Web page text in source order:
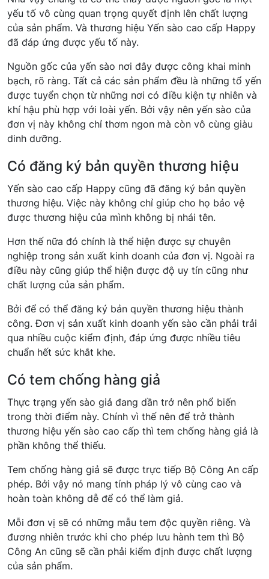
yếu tố vô cùng quan trọng quyết định lên chất lượng
của sản phẩm. Và thương hiệu Yến sào cao cấp Happy
đã đáp ứng được yếu tố này.
Nguồn gốc của yến sào nơi đây được công khai minh
bạch, rõ ràng. Tất cả các sản phẩm đều là những tổ yến
được tuyển chọn từ những nơi có điều kiện tự nhiên và
khí hậu phù hợp với loài yến. Bởi vậy nên yến sào của
đơn vị này không chỉ thơm ngon mà còn vô cùng giàu
dinh dưỡng.
Có đăng ký bản quyền thương hiệu
Yến sào cao cấp Happy cũng đã đăng ký bản quyền
thương hiệu. Việc này không chỉ giúp cho họ bảo vệ
được thương hiệu của mình không bị nhái tên.
Hơn thế nữa đó chính là thể hiện được sự chuyên
nghiệp trong sản xuất kinh doanh của đơn vị. Ngoài ra
điều này cũng giúp thể hiện được độ uy tín cũng như
chất lượng của sản phẩm.
Bởi để có thể đăng ký bản quyền thương hiệu thành
công. Đơn vị sản xuất kinh doanh yến sào cần phải trải
qua nhiều cuộc kiểm định, đáp ứng được nhiều tiêu
chuẩn hết sức khắt khe.
Có tem chống hàng giả
Thực trạng yến sào giả đang dần trở nên phổ biến
trong thời điểm này. Chính vì thế nên để trở thành
thương hiệu yến sào cao cấp thì tem chống hàng giả là
phần không thể thiếu.
Tem chống hàng giả sẽ được trực tiếp Bộ Công An cấp
phép. Bởi vậy nó mang tính pháp lý vô cùng cao và
hoàn toàn không dễ để có thể làm giả.
Mỗi đơn vị sẽ có những mẫu tem độc quyền riêng. Và
đương nhiên trước khi cho phép lưu hành tem thì Bộ
Công An cũng sẽ cần phải kiểm định được chất lượng
của sản phẩm.